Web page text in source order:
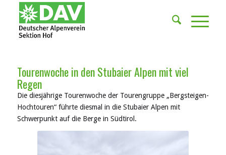
Tourenwoche in den Stubaier Alpen mit viel
Regen
Die diesjährige Tourenwoche der Tourengruppe „Bergsteigen-
Hochtouren“ führte diesmal in die Stubaier Alpen mit
Schwerpunkt auf die Berge in Südtirol.